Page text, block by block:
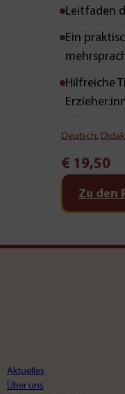
Leitfaden
Ein
Hilfreiche
Deutsch,
€ 19,50
Zu den
Aktuelles
Über uns